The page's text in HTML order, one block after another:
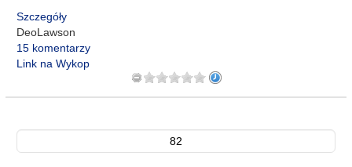
Szczegóły
DeoLawson
15 komentarzy
Link na Wykop
82